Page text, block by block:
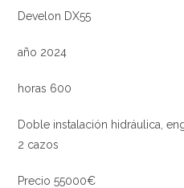
Develon DX55
año 2024
horas 600
Doble instalación hidráulica,
2 cazos
Precio 55000€